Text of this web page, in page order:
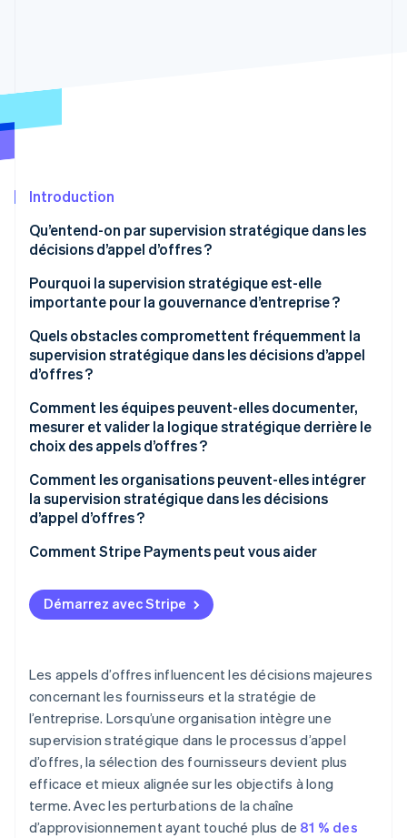
Climate
Vérification de l'identité
Stripe Sessions 2026
Découvrez comment Stripe construit l’infrastructure
Regarder la vidéo
Introduction
Qu’entend-on par supervision stratégique dans les
décisions d’appel d’offres ?
Pourquoi la supervision stratégique est-elle
importante pour la gouvernance d’entreprise ?
Quels obstacles compromettent fréquemment la
supervision stratégique dans les décisions d’appel
d’offres ?
Comment les équipes peuvent-elles documenter,
mesurer et valider la logique stratégique derrière le
choix des appels d’offres ?
Comment les organisations peuvent-elles intégrer
la supervision stratégique dans les décisions
d’appel d’offres ?
Comment Stripe Payments peut vous aider
Démarrez avec Stripe
Les appels d’offres influencent les décisions majeures
concernant les fournisseurs et la stratégie de
l’entreprise. Lorsqu’une organisation intègre une
supervision stratégique dans le processus d’appel
d’offres, la sélection des fournisseurs devient plus
efficace et mieux alignée sur les objectifs à long
terme. Avec les perturbations de la chaîne
d’approvisionnement ayant touché plus de 81 % des